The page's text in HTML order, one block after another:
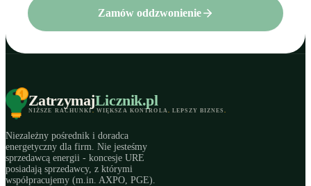
Zamów oddzwonienie
ZatrzymajLicznik.pl
NIŻSZE RACHUNKI. WIĘKSZA KONTROLA. LEPSZY BIZNES .
Niezależny pośrednik i doradca
energetyczny dla firm. Nie jesteśmy
sprzedawcą energii - koncesje URE
posiadają sprzedawcy, z którymi
współpracujemy (m.in. AXPO, PGE).